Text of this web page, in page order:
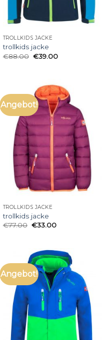
TROLLKIDS JACKE
trollkids jacke
€88.00 €39.00
Angebot!
TROLLKIDS JACKE
trollkids jacke
€77.00 €33.00
Angebot!